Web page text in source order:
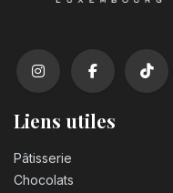
Liens utiles
Pâtisserie
Chocolats